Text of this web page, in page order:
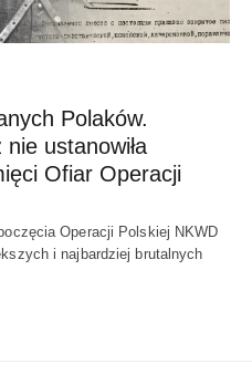
Polaków.
ustanowiła
Ofiar Operacji
Operacji Polskiej NKWD
i najbardziej brutalnych